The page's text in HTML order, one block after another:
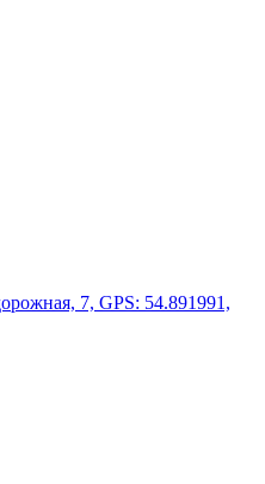
7, GPS: 54.891991,